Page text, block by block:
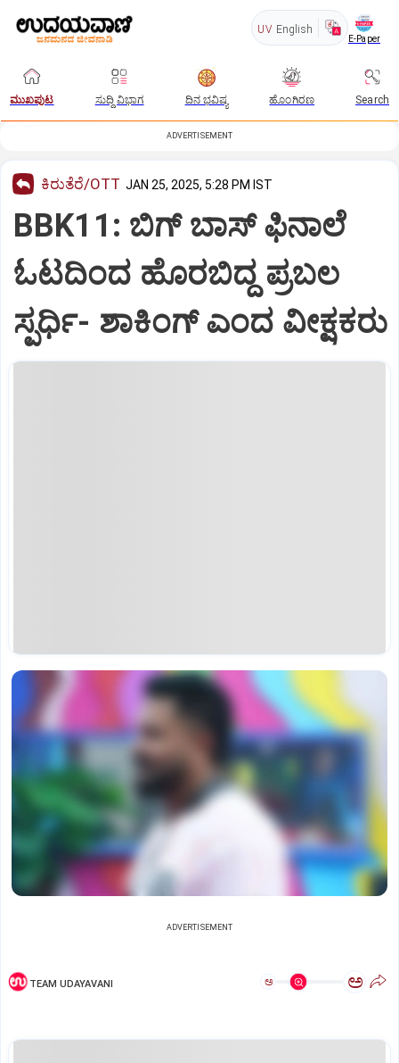
UV English
E-Paper
ಮುಖಪುಟ ಸುದ್ದಿ ವಿಭಾಗ ದಿನ ಭವಿಷ್ಯ ಹೊಂಗಿರಣ Search
ADVERTISEMENT
ಕಿರುತೆರೆ/OTT JAN 25, 2025, 5:28 PM IST
BBK11: ಬಿಗ್‌ ಬಾಸ್ ಫಿನಾಲೆ
ಓಟದಿಂದ ಹೊರಬಿದ್ದ ಪ್ರಬಲ
ಸ್ಪರ್ಧಿ- ಶಾಕಿಂಗ್‌ ಎಂದ ವೀಕ್ಷಕರು
ADVERTISEMENT
TEAM UDAYAVANI ಅ ಅ